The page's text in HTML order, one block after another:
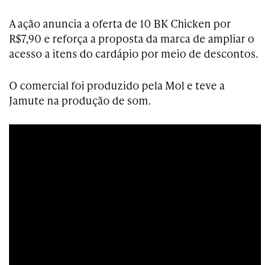
A ação anuncia a oferta de 10 BK Chicken por
R$7,90 e reforça a proposta da marca de ampliar o
acesso a itens do cardápio por meio de descontos.
O comercial foi produzido pela Mol e teve a
Jamute na produção de som.